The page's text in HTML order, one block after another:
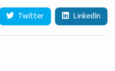
Twitter LinkedIn